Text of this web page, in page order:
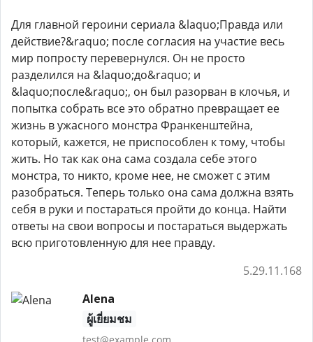
Для главной героини сериала &laquo;Правда или
действие?&raquo; после согласия на участие весь
мир попросту перевернулся. Он не просто
разделился на &laquo;до&raquo; и
&laquo;после&raquo;, он был разорван в клочья, и
попытка собрать все это обратно превращает ее
жизнь в ужасного монстра Франкенштейна,
который, кажется, не приспособлен к тому, чтобы
жить. Но так как она сама создала себе этого
монстра, то никто, кроме нее, не сможет с этим
разобраться. Теперь только она сама должна взять
себя в руки и постараться пройти до конца. Найти
ответы на свои вопросы и постараться выдержать
всю приготовленную для нее правду.
5.29.11.168
Alena
ผู้เยี่ยมชม